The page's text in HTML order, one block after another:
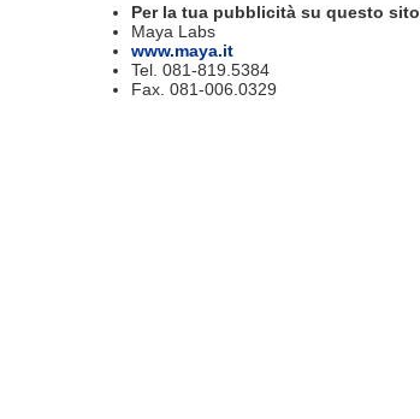
Per la tua pubblicità su questo sito
Maya Labs
www.maya.it
Tel. 081-819.5384
Fax. 081-006.0329